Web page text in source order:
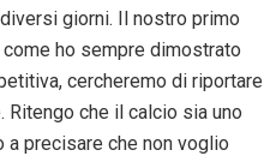
giorni. Il nostro primo
ho sempre dimostrato
cercheremo di riportare
che il calcio sia uno
a precisare che non voglio